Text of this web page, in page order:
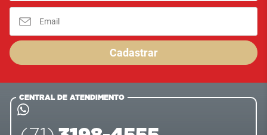
Cadastrar
CENTRAL DE ATENDIMENTO